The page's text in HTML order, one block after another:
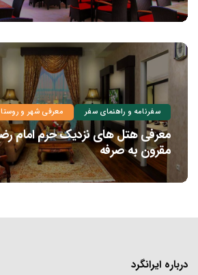
سفرنامه و راهنمای سفر معرفی شهر و روستا
مقرون به صرفه
درباره ایرانگرد